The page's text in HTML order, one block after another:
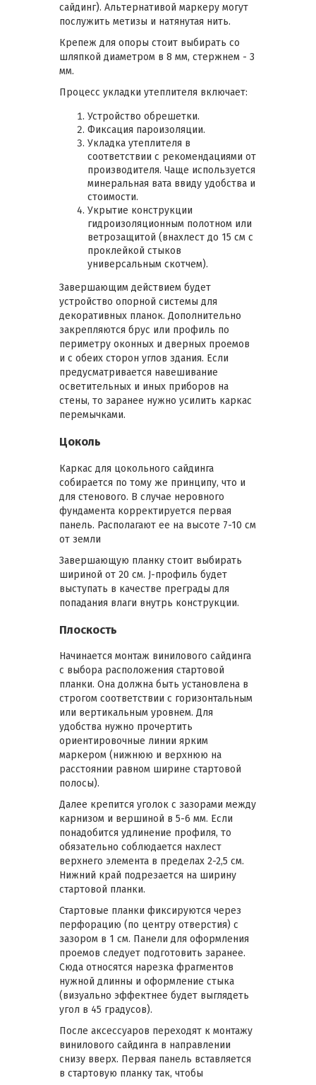
сайдинг). Альтернативой маркеру могут
послужить метизы и натянутая нить.
Крепеж для опоры стоит выбирать со
шляпкой диаметром в 8 мм, стержнем - 3
мм.
Процесс укладки утеплителя включает:
Устройство обрешетки.
Фиксация пароизоляции.
Укладка утеплителя в
соответствии с рекомендациями от
производителя. Чаще используется
минеральная вата ввиду удобства и
стоимости.
Укрытие конструкции
гидроизоляционным полотном или
ветрозащитой (внахлест до 15 см с
проклейкой стыков
универсальным скотчем).
Завершающим действием будет
устройство опорной системы для
декоративных планок. Дополнительно
закрепляются брус или профиль по
периметру оконных и дверных проемов
и с обеих сторон углов здания. Если
предусматривается навешивание
осветительных и иных приборов на
стены, то заранее нужно усилить каркас
перемычками.
Цоколь
Каркас для цокольного сайдинга
собирается по тому же принципу, что и
для стенового. В случае неровного
фундамента корректируется первая
панель. Располагают ее на высоте 7-10 см
от земли
Завершающую планку стоит выбирать
шириной от 20 см. J-профиль будет
выступать в качестве преграды для
попадания влаги внутрь конструкции.
Плоскость
Начинается монтаж винилового сайдинга
с выбора расположения стартовой
планки. Она должна быть установлена в
строгом соответствии с горизонтальным
или вертикальным уровнем. Для
удобства нужно прочертить
ориентировочные линии ярким
маркером (нижнюю и верхнюю на
расстоянии равном ширине стартовой
полосы).
Далее крепится уголок с зазорами между
карнизом и вершиной в 5-6 мм. Если
понадобится удлинение профиля, то
обязательно соблюдается нахлест
верхнего элемента в пределах 2-2,5 см.
Нижний край подрезается на ширину
стартовой планки.
Стартовые планки фиксируются через
перфорацию (по центру отверстия) с
зазором в 1 см. Панели для оформления
проемов следует подготовить заранее.
Сюда относятся нарезка фрагментов
нужной длинны и оформление стыка
(визуально эффектнее будет выглядеть
угол в 45 градусов).
После аксессуаров переходят к монтажу
винилового сайдинга в направлении
снизу вверх. Первая панель вставляется
в стартовую планку так, чтобы